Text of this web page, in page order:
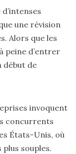
une révision
Alors que les
peine d’entrer
début de
invoquent
concurrents
États-Unis, où
souples.